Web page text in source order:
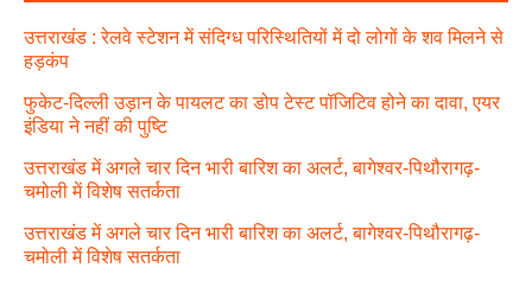
उत्तराखंड : रेलवे स्टेशन में संदिग्ध परिस्थितियों में दो लोगों के शव मिलने से
हड़कंप
फुकेट-दिल्ली उड़ान के पायलट का डोप टेस्ट पॉजिटिव होने का दावा, एयर
इंडिया ने नहीं की पुष्टि
उत्तराखंड में अगले चार दिन भारी बारिश का अलर्ट, बागेश्वर-पिथौरागढ़-
चमोली में विशेष सतर्कता
उत्तराखंड में अगले चार दिन भारी बारिश का अलर्ट, बागेश्वर-पिथौरागढ़-
चमोली में विशेष सतर्कता